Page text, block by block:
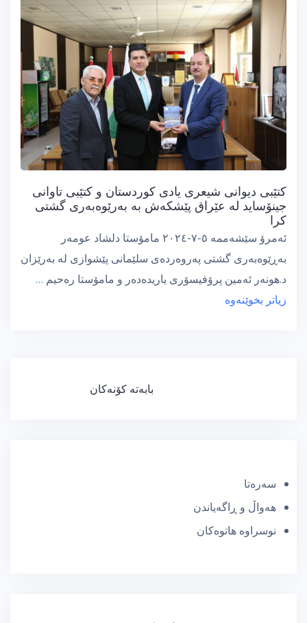
كتێبی دیوانی شیعری یادی كوردستان و كتێبی تاوانی
جینۆساید لە عێراق پێشكەش بە بەرێوەبەری گشتی
كرا
ئەمرۆ سێشەممە ٥-٧-٢٠٢٤ مامۆستا دلشاد عومەر
بەڕێوەبەری گشتی پەروەردەی سلێمانی پێشوازی لە بەرێزان
د.هونەر ئەمین پرۆفیسۆری یاریدەدەر و مامۆستا رەحیم …
زیاتر بخوێنەوە
بابەتە کۆنەکان
سەرەتا
هەواڵ و ڕاگەیاندن
نوسراوە هاتوەکان